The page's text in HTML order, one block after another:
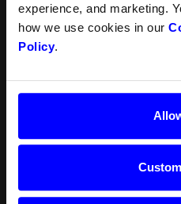
experience, and marketing.
how we use cookies in our
Policy.
Produkter
Checkout
In-person payments
MyDintero
Aktuelt